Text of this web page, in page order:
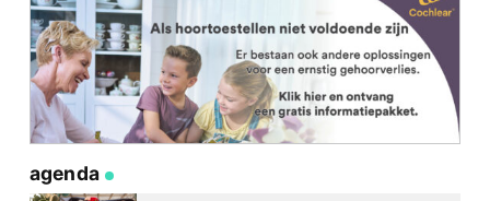
agenda